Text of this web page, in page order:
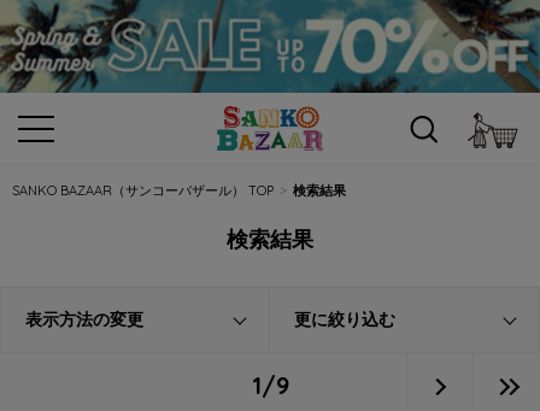
SANKO BAZAAR（サンコーバザール） TOP 検索結果
検索結果
表示方法の変更 更に絞り込む
1/9